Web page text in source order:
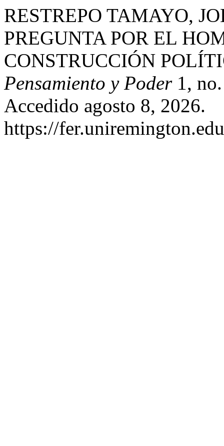
RESTREPO TAMAYO,
PREGUNTA POR EL
CONSTRUCCIÓN
Pensamiento y Poder1, no.
Accedido agosto 8, 2026.
https://